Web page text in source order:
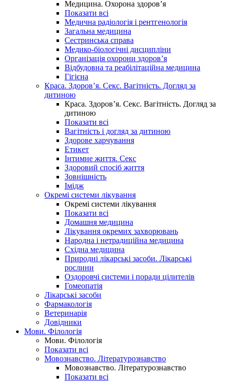
Медицина. Охорона здоров’я
Показати всі
Медична радіологія і рентгенологія
Загальна медицина
Сестринська справа
Медико-біологічні дисципліни
Організація охорони здоров’я
Відбудовна та реабілітаційна медицина
Гігієна
Краса. Здоров’я. Секс. Вагітність. Догляд за
дитиною
Краса. Здоров’я. Секс. Вагітність. Догляд за
дитиною
Показати всі
Вагітність і догляд за дитиною
Здорове харчування
Етикет
Інтимне життя. Секс
Здоровий спосіб життя
Зовнішність
Імідж
Окремі системи лікування
Окремі системи лікування
Показати всі
Домашня медицина
Лікування окремих захворювань
Народна і нетрадиційна медицина
Східна медицина
Природні лікарські засоби. Лікарські
рослини
Оздоровчі системи і поради цілителів
Гомеопатія
Лікарські засоби
Фармакологія
Ветеринарія
Довідники
Мови. Філологія
Мови. Філологія
Показати всі
Мовознавство. Літературознавство
Мовознавство. Літературознавство
Показати всі